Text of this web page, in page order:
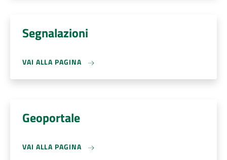
Segnalazioni
VAI ALLA PAGINA
Geoportale
VAI ALLA PAGINA